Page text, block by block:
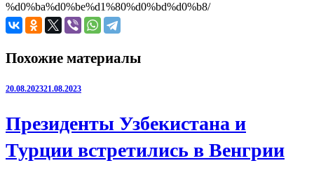
%d0%ba%d0%be%d1%80%d0%bd%d0%b8/
Похожие материалы
20.08.202321.08.2023
Президенты Узбекистана и
Турции встретились в Венгрии